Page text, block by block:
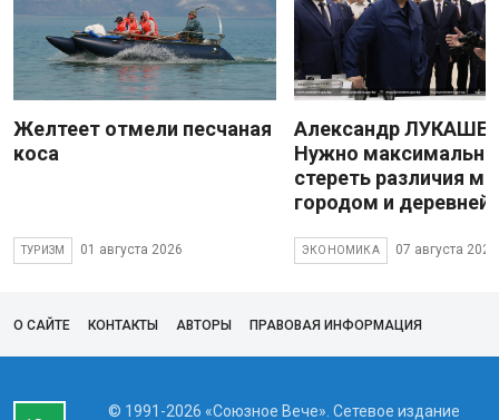
Желтеет отмели песчаная
коса
ТУРИЗМ 01 августа 2026
Александр
Нужно максимально
стереть различия
городом и деревней
ЭКОНОМИКА 07 августа 2026
О САЙТЕ КОНТАКТЫ АВТОРЫ ПРАВОВАЯ ИНФОРМАЦИЯ
© 1991-2026 «Союзное Вече». Сетевое издание